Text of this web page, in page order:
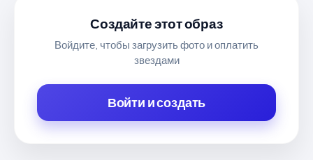
Создайте этот образ
Войдите, чтобы загрузить фото и оплатить
звездами
Войти и создать